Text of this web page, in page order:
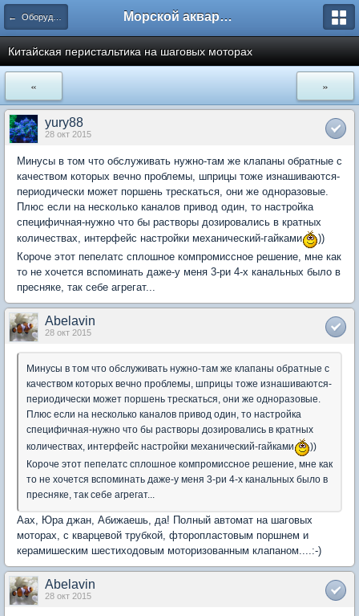
← Оборудование, технические вопросы Морской аквариум. Форумы ReefCentral.ru
Китайская перистальтика на шаговых моторах
« »
yury88
28 окт 2015
Минусы в том что обслуживать нужно-там же клапаны обратные с
качеством которых вечно проблемы, шприцы тоже изнашиваются-
периодически может поршень трескаться, они же одноразовые.
Плюс если на несколько каналов привод один, то настройка
специфичная-нужно что бы растворы дозировались в кратных
количествах, интерфейс настройки механический-гайками
))
Короче этот пепелатс сплошное компромиссное решение, мне как
то не хочется вспоминать даже-у меня 3-ри 4-х канальных было в
пресняке, так себе агрегат...
Abelavin
28 окт 2015
Минусы в том что обслуживать нужно-там же клапаны обратные с
качеством которых вечно проблемы, шприцы тоже изнашиваются-
периодически может поршень трескаться, они же одноразовые.
Плюс если на несколько каналов привод один, то настройка
специфичная-нужно что бы растворы дозировались в кратных
количествах, интерфейс настройки механический-гайками
))
Короче этот пепелатс сплошное компромиссное решение, мне как
то не хочется вспоминать даже-у меня 3-ри 4-х канальных было в
пресняке, так себе агрегат...
Аах, Юра джан, Абижаешь, да! Полный автомат на шаговых
моторах, с кварцевой трубкой, фторопластовым поршнем и
керамишеским шестиходовым моторизованным клапаном....:-)
Abelavin
28 окт 2015